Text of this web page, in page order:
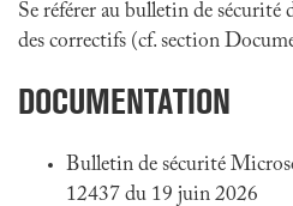
Se référer au bulletin de
des correctifs (cf. section
DOCUMENTATION
Bulletin de sécurité
12437 du 19 juin 2026